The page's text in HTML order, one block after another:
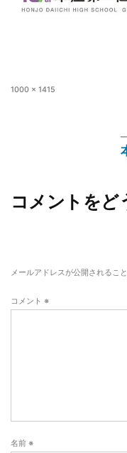
1000 × 1415
コメントをど
メールアドレスが公開されるこ
コメント ※
名前 ※